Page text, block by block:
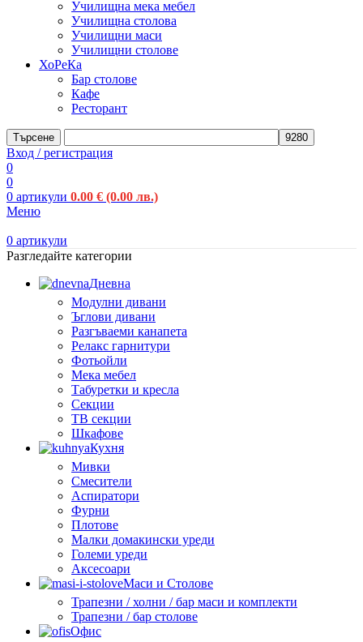
Училищна мека мебел
Училищна столова
Училищни маси
Училищни столове
ХоРеКа
Бар столове
Кафе
Ресторант
Търсене
Вход / регистрация
0
0
0 артикули 0.00 € (0.00 лв.)
Меню
0 артикули
Разгледайте категории
Дневна
Модулни дивани
Ъглови дивани
Разгъваеми канапета
Релакс гарнитури
Фотьойли
Мека мебел
Табуретки и кресла
Секции
ТВ секции
Шкафове
Кухня
Мивки
Смесители
Аспиратори
Фурни
Плотове
Малки домакински уреди
Големи уреди
Аксесоари
Маси и Столове
Трапезни / холни / бар маси и комплекти
Трапезни / бар столове
Офис